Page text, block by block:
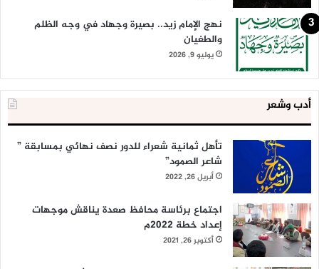
نهج الإمام زيد.. بصيرة وجهاد في وجه الظلم
والطغيان
يوليو 9, 2026
أدب وشعر
تأهل ثمانية شعراء للدور نصف نهائي بمسابقة ”
شاعر الصمود”
أبريل 26, 2022
اجتماع برئاسة محافظ صعدة يناقش موجهات
إعداد خطة 2022م
أكتوبر 26, 2021